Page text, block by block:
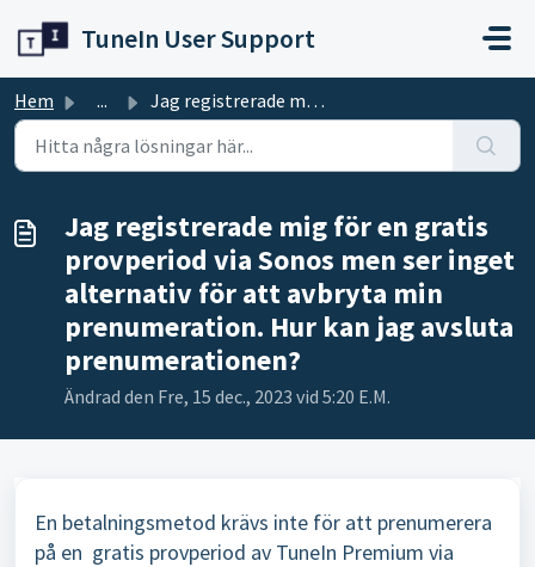
TuneIn User Support
Hem ... Jag registrerade mig för en gratis provperiod via Sonos m...
Jag registrerade mig för en gratis
provperiod via Sonos men ser inget
alternativ för att avbryta min
prenumeration. Hur kan jag avsluta
prenumerationen?
Ändrad den Fre, 15 dec., 2023 vid 5:20 E.M.
En betalningsmetod krävs inte för att prenumerera
på en gratis provperiod av TuneIn Premium via